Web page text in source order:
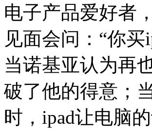
电子产品爱好者
见面会问：“你
当诺基亚认为再
破了他的得意；
时，ipad让电脑